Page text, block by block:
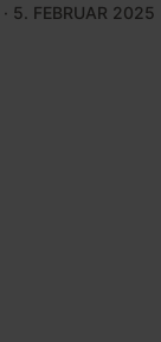
· 5. FEBRUAR 2025